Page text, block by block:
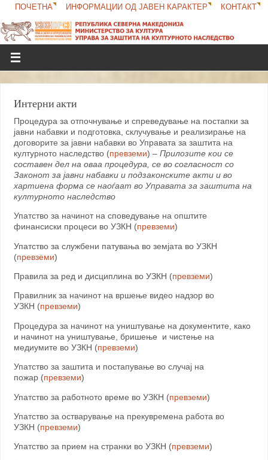
ПОЧЕТНА ИНФОРМАЦИИ ОД ЈАВЕН КАРАКТЕР КОНТАКТ
Интерни акти
Процедура за отпочнување и спреведување на постапки за
јавни набавки и подготовка, склучување и реализирање на
договорите за јавни набавки во Управата за заштита на
културното наследство (превземи) – Прилозите кои се
составен дел на оваа процедура, се во согласност со
Законот за јавни набавки и подзаконските акти и во
хартиена форма се наоѓаат во Управата за заштита на
културното наследство
Упатство за начинот на споведување на општите
финансиски процеси во УЗКН (превземи)
Упатство за службени патувања во земјата во УЗКН
(превземи)
Правила за ред и дисциплина во УЗКН (превземи)
Правилник за начинот на вршење видео надзор во
УЗКН (превземи)
Процедура за начинот на уништување на документите, како
и начинот на уништување, бришење и чистење на
медиумите во УЗКН (превземи)
Упатство за заштита и постапување во случај на
пожар (превземи)
Упатство за работното време во УЗКН (превземи)
Упатство за остварување на прекувремена работа во
УЗКН (превземи)
Упатство за прием на странки во УЗКН (превземи)